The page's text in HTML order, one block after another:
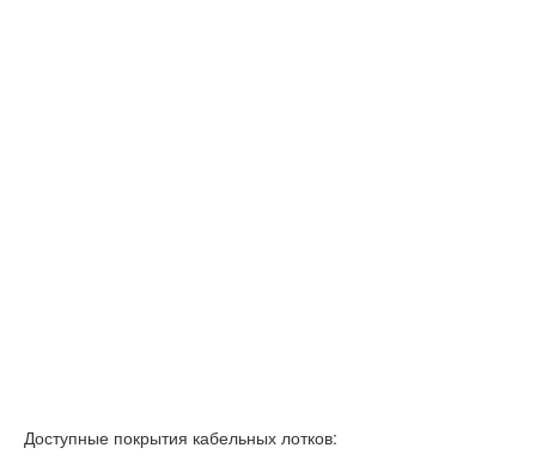
Доступные покрытия кабельных лотков: